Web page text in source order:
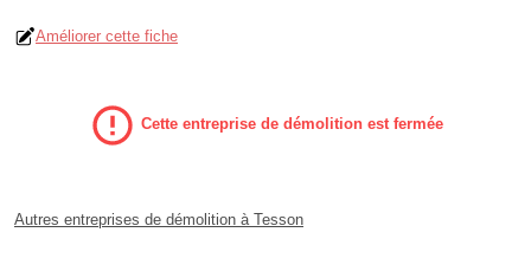
Améliorer cette fiche
Cette entreprise de démolition est fermée
Autres entreprises de démolition à Tesson